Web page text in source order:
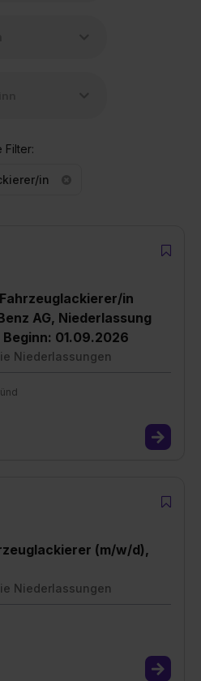
Filter:
in
in
AG, Niederlassung
01.09.2026
Niederlassungen
(m/w/d),
Niederlassungen